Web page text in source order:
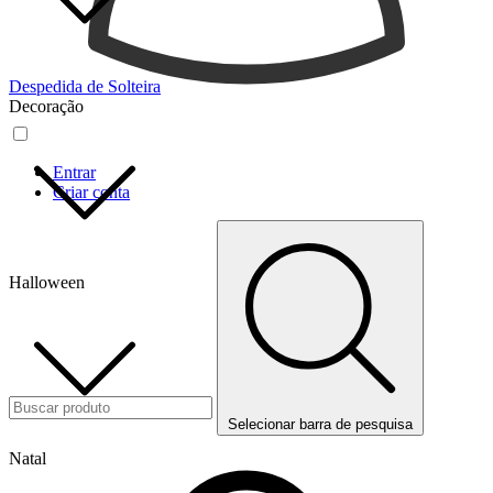
Despedida de Solteira
Decoração
Halloween
Natal
Entrar
Criar conta
Selecionar barra de pesquisa